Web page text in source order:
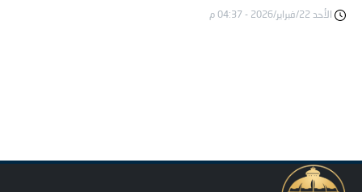
الأحد 22/فبراير/2026 - 04:37 م